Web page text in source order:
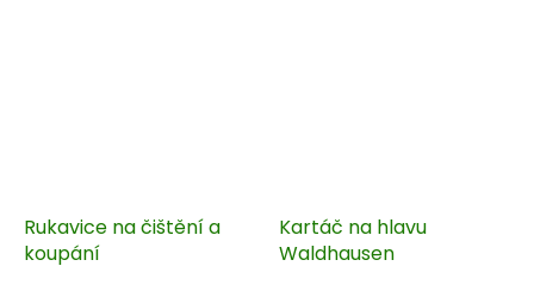
Rukavice na čištění a
koupání
Kartáč na hlavu
Waldhausen